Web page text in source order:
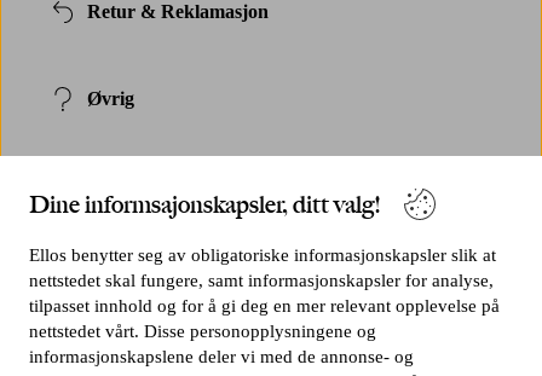
Dine informsajonskapsler, ditt valg!
Ellos benytter seg av obligatoriske informasjonskapsler slik at
nettstedet skal fungere, samt informasjonskapsler for analyse,
tilpasset innhold og for å gi deg en mer relevant opplevelse på
nettstedet vårt. Disse personopplysningene og
informasjonskapslene deler vi med de annonse- og
Retur & Reklamasjon
Øvrig
Mine sider
Her finner du informasjon om dine bestillinger, innbetalinger og tilbud.
LOGG IN